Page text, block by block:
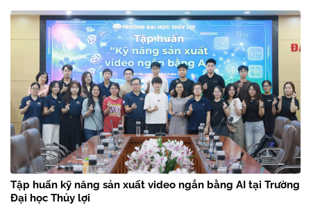
Khóa sinh viên đầu tiên ngành Kinh tế số Trường Đại học
Thủy lợi bảo vệ tốt nghiệp